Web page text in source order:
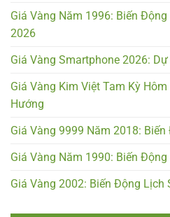
Giá Vàng Năm 1996: Biến
2026
Giá Vàng Smartphone 2026:
Giá Vàng Kim Việt Tam Kỳ
Hướng
Giá Vàng 9999 Năm 2018:
Giá Vàng Năm 1990: Biến
Giá Vàng 2002: Biến Động Lịch